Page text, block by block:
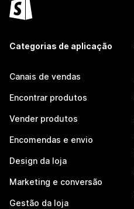
Categorias de aplicação
Canais de vendas
Encontrar produtos
Vender produtos
Encomendas e envio
Design da loja
Marketing e conversão
Gestão da loja